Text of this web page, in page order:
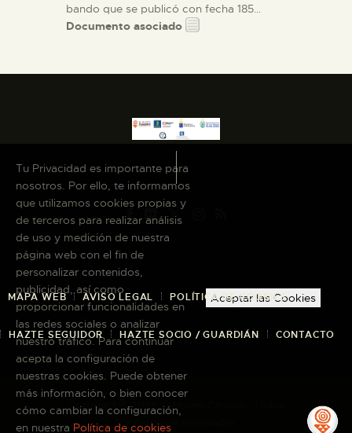
bando que se publicó con fecha 185…
Documento asociado
MAPA WEB AVISO LEGAL POLÍTICA DE COOKIES
HAZTE SEGUIDOR HAZTE SOCIO / GUARDIÁN CONTACTO
Copyright © 2026 El Museo Canario · Todos
los derechos reservados
Tu Privacidad es importante para
nosotros. Por ello, te informamos
que utilizamos cookies propias y
de terceros para realizar análisis
de uso y medición de nuestra
página web con el fin de
personalizar contenidos,
publicidad, así como
proporcionar funcionalidades en
las redes sociales o analizar
nuestro tráfico. Para continuar
acepta la configuración de
nuestras cookies. Puede obtener
más información, o bien conocer
cómo cambiar la configuración,
en nuestra Política de cookies
Aceptar las Cookies